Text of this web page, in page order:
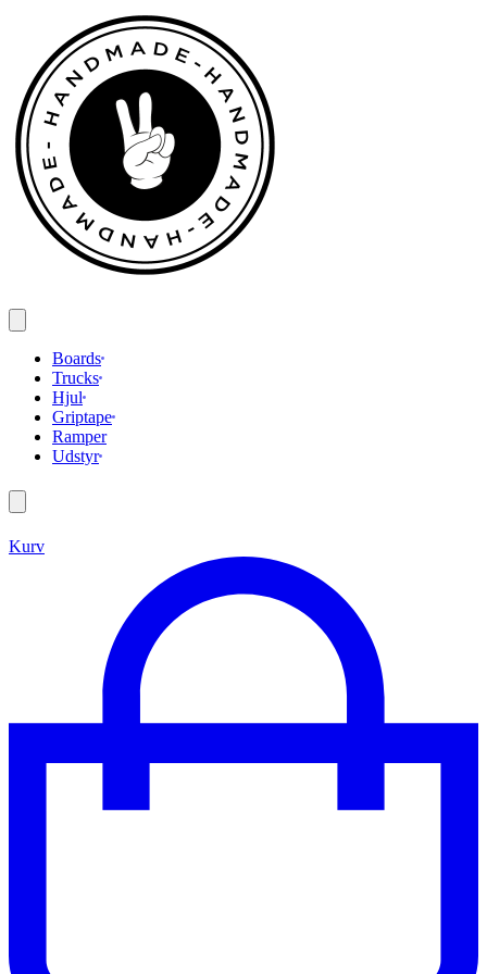
indhold
Boards
Trucks
Hjul
Griptape
Ramper
Udstyr
Search
Kurv